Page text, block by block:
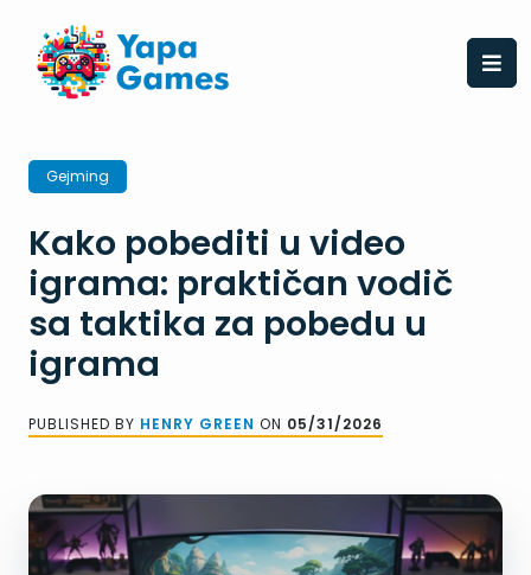
content
Gejming
Kako pobediti u video
igrama: praktičan vodič
sa taktika za pobedu u
igrama
PUBLISHED BY HENRY GREEN ON 05/31/2026